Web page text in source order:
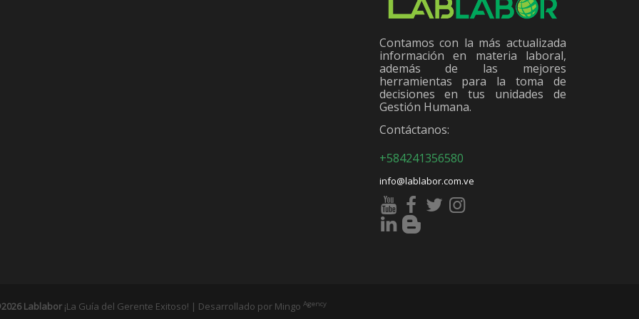
Contamos con la más actualizada
información en materia laboral,
además de las mejores
herramientas para la toma de
decisiones en tus unidades de
Gestión Humana.
Contáctanos:
+584241356580
info@lablabor.com.ve
Lablabor ¡La Guía del Gerente Exitoso! | Desarrollado por Mingo Agency